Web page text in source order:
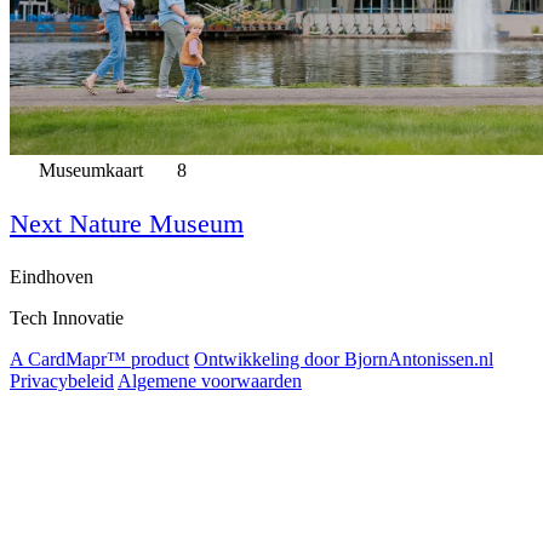
Museumkaart 8
Next Nature Museum
Eindhoven
Tech Innovatie
A CardMapr™ product Ontwikkeling door BjornAntonissen.nl
Privacybeleid Algemene voorwaarden